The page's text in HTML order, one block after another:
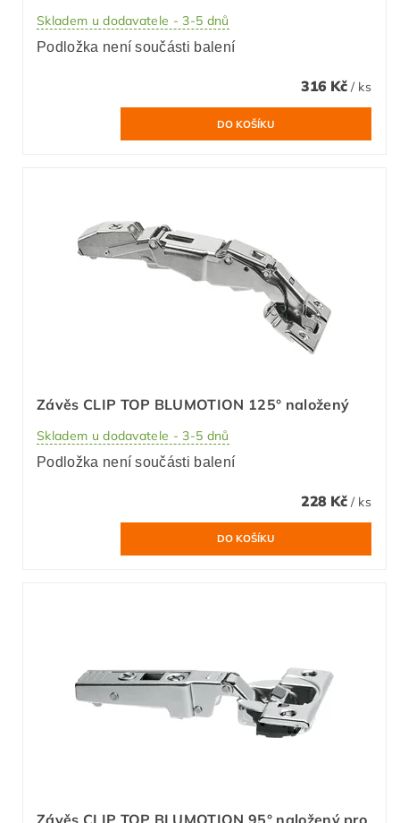
Skladem u dodavatele - 3-5 dnů
Podložka není součásti balení
316 Kč / ks
Závěs CLIP TOP BLUMOTION 125° naložený
Skladem u dodavatele - 3-5 dnů
Podložka není součásti balení
228 Kč / ks
Závěs CLIP TOP BLUMOTION 95° naložený pro